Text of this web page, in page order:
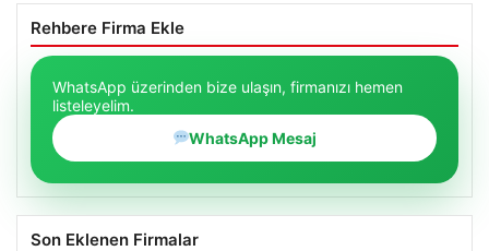
Rehbere Firma Ekle
WhatsApp üzerinden bize ulaşın, firmanızı hemen
listeleyelim.
WhatsApp Mesaj
Son Eklenen Firmalar